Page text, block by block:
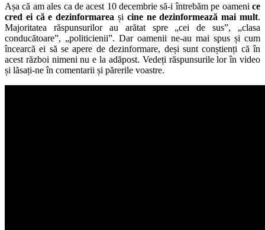
Așa că am ales ca de acest 10 decembrie să-i întrebăm pe oameni ce
cred ei că e dezinformarea și cine ne dezinformează mai mult.
Majoritatea răspunsurilor au arătat spre „cei de sus”, „clasa
conducătoare”, „politicienii”. Dar oamenii ne-au mai spus și cum
încearcă ei să se apere de dezinformare, deși sunt conștienți că în
acest război nimeni nu e la adăpost. Vedeți răspunsurile lor în video
și lăsați-ne în comentarii și părerile voastre.